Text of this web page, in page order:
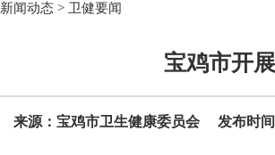
新闻动态 > 卫健要闻
宝鸡市开
来源：宝鸡市卫生健康委员会 发布时